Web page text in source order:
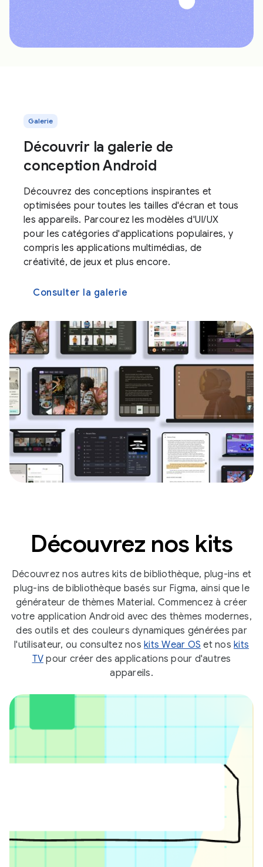
Galerie
Découvrir la galerie de
conception Android
Découvrez des conceptions inspirantes et
optimisées pour toutes les tailles d'écran et tous
les appareils. Parcourez les modèles d'UI/UX
pour les catégories d'applications populaires, y
compris les applications multimédias, de
créativité, de jeux et plus encore.
Consulter la galerie
Découvrez nos kits
Découvrez nos autres kits de bibliothèque, plug-ins et
plug-ins de bibliothèque basés sur Figma, ainsi que le
générateur de thèmes Material. Commencez à créer
votre application Android avec des thèmes modernes,
des outils et des couleurs dynamiques générées par
l'utilisateur, ou consultez nos kits Wear OS et nos kits
TV pour créer des applications pour d'autres
appareils.